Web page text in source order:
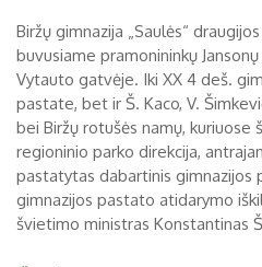
Biržų gimnazija „Saulės“
buvusiame pramonininkų
Vytauto gatvėje. Iki XX 4 deš.
pastate, bet ir Š. Kaco, V.
bei Biržų rotušės namų, kuriuose
regioninio parko direkcija,
pastatytas dabartinis gimnazijos
gimnazijos pastato atidarymo
švietimo ministras Konstantinas